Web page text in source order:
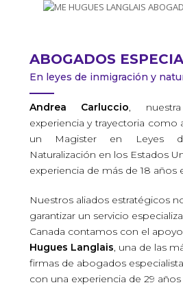
ABOGADOS
En leyes de inmigración y
Andrea Carluccio,
experiencia y trayectoria como
un Magister en Leyes
Naturalización en los Estados
experiencia de más de 18 años
Nuestros aliados estratégicos
garantizar un servicio
Canada contamos con el
Hugues Langlais, una de las
firmas de abogados
con una experiencia de 29